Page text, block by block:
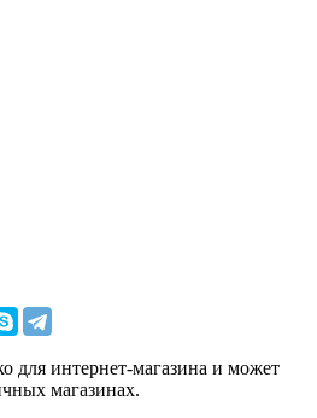
для интернет-магазина и может
магазинах.